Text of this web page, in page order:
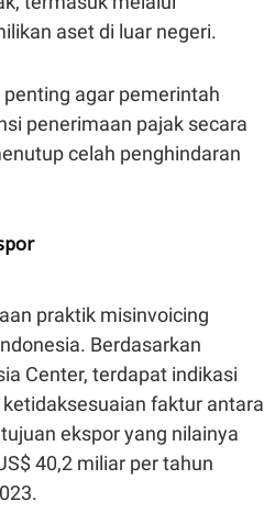
aset di luar negeri.
agar pemerintah
penerimaan pajak secara
celah penghindaran
praktik misinvoicing
Berdasarkan
Center, terdapat indikasi
faktur antara
ekspor yang nilainya
40,2 miliar per tahun